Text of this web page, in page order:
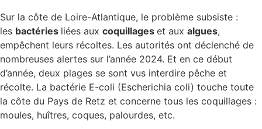
Sur la côte de Loire-Atlantique, le problème subsiste :
les bactéries liées aux coquillages et aux algues,
empêchent leurs récoltes. Les autorités ont déclenché de
nombreuses alertes sur l’année 2024. Et en ce début
d’année, deux plages se sont vus interdire pêche et
récolte. La bactérie E-coli (Escherichia coli) touche toute
la côte du Pays de Retz et concerne tous les coquillages :
moules, huîtres, coques, palourdes, etc.